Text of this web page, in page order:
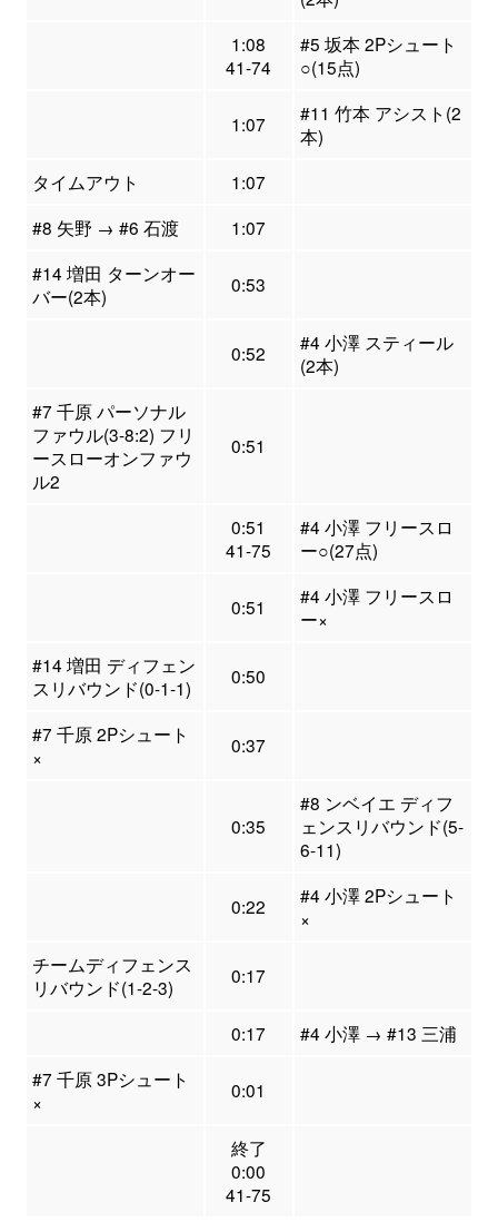
1:08
41-74
#5 坂本 2Pシュート
○(15点)
1:07
#11 竹本 アシスト(2
本)
タイムアウト
1:07
#8 矢野 → #6 石渡
1:07
#14 増田 ターンオー
バー(2本)
0:53
0:52
#4 小澤 スティール
(2本)
#7 千原 パーソナル
ファウル(3-8:2) フリ
ースローオンファウ
ル2
0:51
0:51
41-75
#4 小澤 フリースロ
ー○(27点)
0:51
#4 小澤 フリースロ
ー×
#14 増田 ディフェン
スリバウンド(0-1-1)
0:50
#7 千原 2Pシュート
×
0:37
0:35
#8 ンベイエ ディフ
ェンスリバウンド(5-
6-11)
0:22
#4 小澤 2Pシュート
×
チームディフェンス
リバウンド(1-2-3)
0:17
0:17
#4 小澤 → #13 三浦
#7 千原 3Pシュート
×
0:01
終了
0:00
41-75